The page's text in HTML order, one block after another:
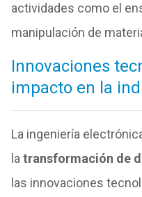
actividades como el
manipulación de
Innovaciones
impacto en la
La ingeniería
la transformación de
las innovaciones